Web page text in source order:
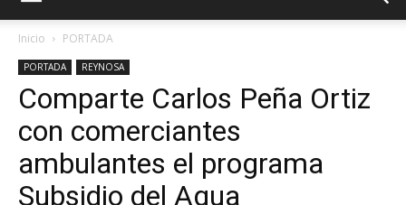
Diario
Inicio PORTADA
PORTADA REYNOSA
Comparte Carlos Peña Ortiz
con comerciantes
ambulantes el programa
Subsidio del Agua